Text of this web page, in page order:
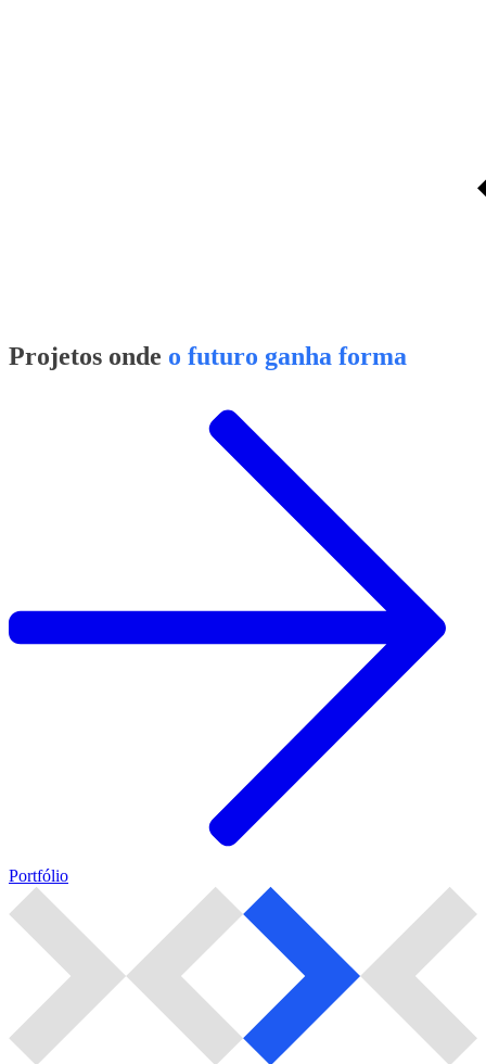
Projetos onde o futuro ganha forma
Portfólio